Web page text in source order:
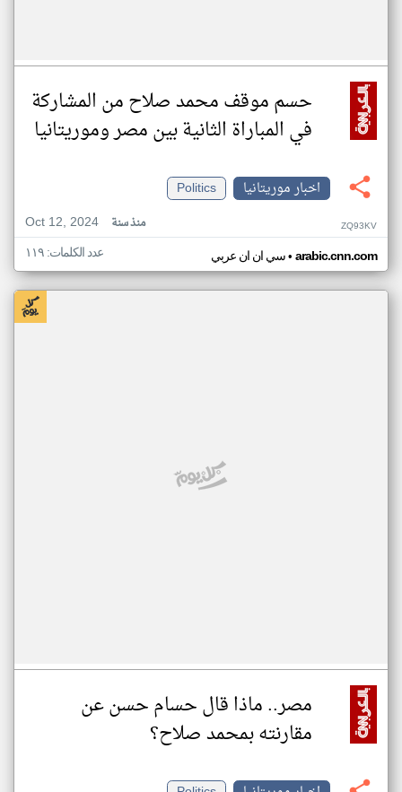
حسم موقف محمد صلاح من المشاركة
في المباراة الثانية بين مصر وموريتانيا
اخبار موريتانيا
Politics
Oct 12, 2024
منذ سنة ZQ93KV
سي ان ان عربي• arabic.cnn.com عدد الكلمات: ١١٩
مصر.. ماذا قال حسام حسن عن
مقارنته بمحمد صلاح؟